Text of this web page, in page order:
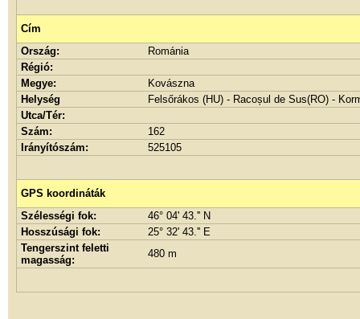
Cím
Ország:
Románia
Régió:
Megye:
Kovászna
Helység
Felsőrákos (HU) - Racoșul de Sus(RO) -
Utca/Tér:
Szám:
162
Irányítószám:
525105
GPS koordináták
Szélességi fok:
46° 04' 43.'' N
Hosszúsági fok:
25° 32' 43.'' E
Tengerszint feletti
magasság:
480 m